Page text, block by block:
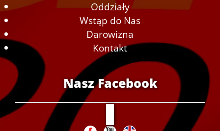
Oddziały
Wstąp do Nas
Darowizna
Kontakt
Nasz Facebook